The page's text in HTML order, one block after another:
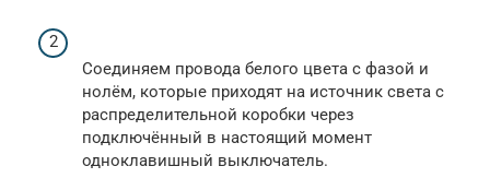
Соединяем провода белого цвета с фазой и
нолём, которые приходят на источник света с
распределительной коробки через
подключённый в настоящий момент
одноклавишный выключатель.